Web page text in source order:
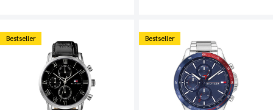
Bestseller Bestseller